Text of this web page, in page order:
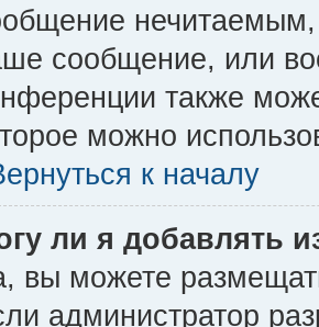
нечитаемым,
сообщение, или
также
можно
к началу
ли я добавлять
вы можете
администратор